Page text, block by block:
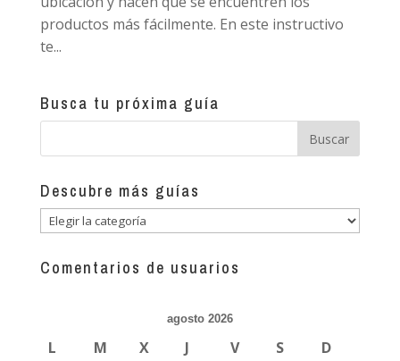
productos más fácilmente. En este instructivo
te...
Busca tu próxima guía
Descubre más guías
Descubre
guías
Comentarios de usuarios
agosto 2026
L M X J V S D